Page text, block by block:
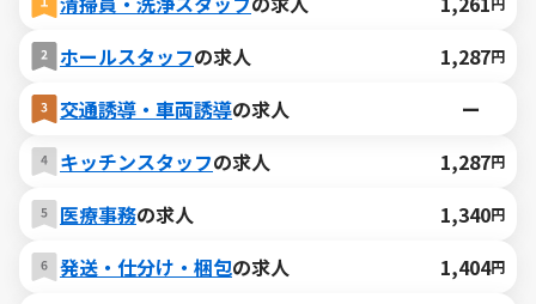
ホールスタッフの求人 1,287円
交通誘導・車両誘導の求人
ー
キッチンスタッフの求人 1,287円
医療事務の求人 1,340円
発送・仕分け・梱包の求人 1,404円